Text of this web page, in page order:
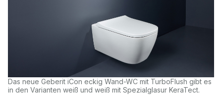
Das neue Geberit iCon eckig Wand-WC mit TurboFlush gibt es
in den Varianten weiß und weiß mit Spezialglasur KeraTect.